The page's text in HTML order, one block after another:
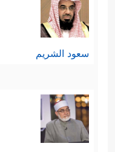
سعود الشريم